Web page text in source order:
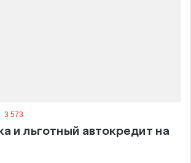
3 573
и льготный автокредит на